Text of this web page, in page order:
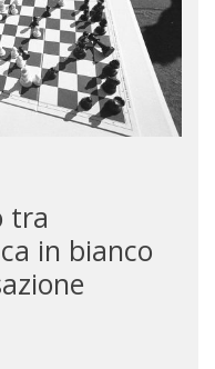
tra
in bianco